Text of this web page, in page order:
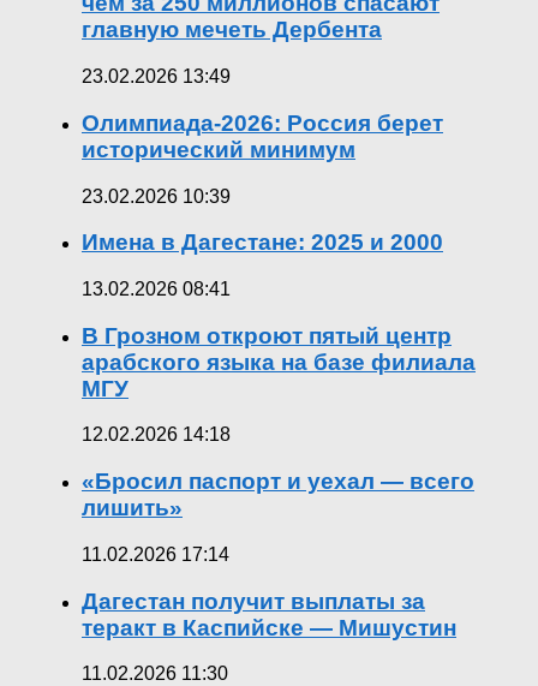
главную мечеть Дербента
23.02.2026 13:49
Олимпиада-2026: Россия берет
исторический минимум
23.02.2026 10:39
Имена в Дагестане: 2025 и 2000
13.02.2026 08:41
В Грозном откроют пятый центр
арабского языка на базе филиала
МГУ
12.02.2026 14:18
«Бросил паспорт и уехал — всего
лишить»
11.02.2026 17:14
Дагестан получит выплаты за
теракт в Каспийске — Мишустин
11.02.2026 11:30